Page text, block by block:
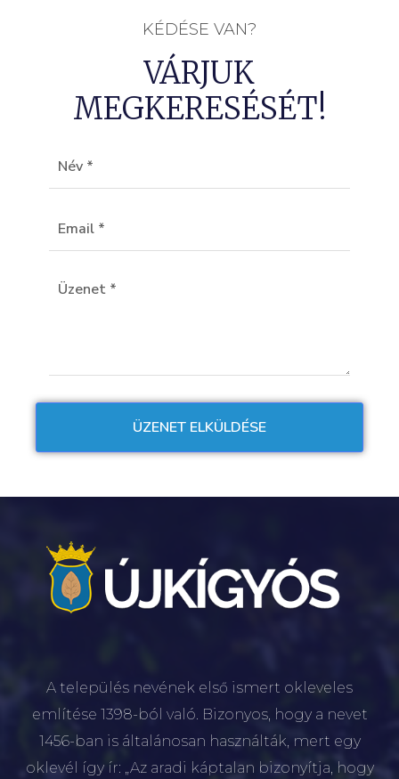
KÉDÉSE VAN?
VÁRJUK
MEGKERESÉSÉT!
A település nevének első ismert okleveles
említése 1398-ból való. Bizonyos, hogy a nevet
1456-ban is általánosan használták, mert egy
oklevél így ír: „Az aradi káptalan bizonyítja, hogy